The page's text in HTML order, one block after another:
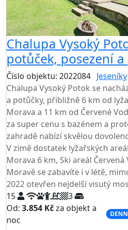
Chalupa Vysoký
potůček, posezení
Číslo objektu: 2022084 Jeseníky
Chalupa Vysoký Potok se
a potůčky, přibližně 6 km od
Morava a 11 km od Červené
za super cenu s bazénem a
zahradě nabízí skvělou
V zimě dostatek lyžařských
Morava 6 km, Ski areál
Moravě se zabavíte i v létě,
2022 otevřen nejdelší visutý
15
3
Od: 3.854 Kčza objekt a
noc